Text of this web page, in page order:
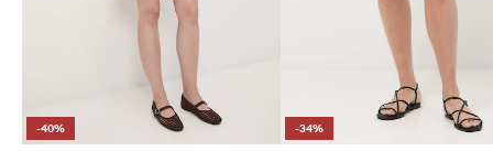
-40% -34%